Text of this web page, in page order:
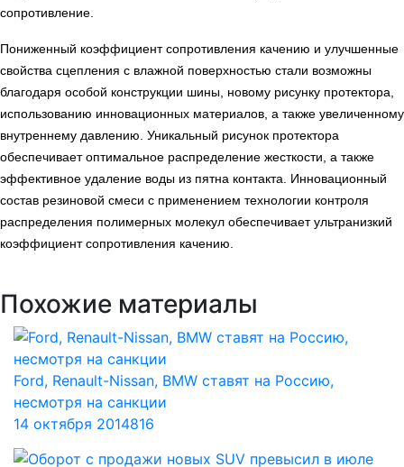
сопротивление.
Пониженный коэффициент сопротивления качению и улучшенные
свойства сцепления с влажной поверхностью стали возможны
благодаря особой конструкции шины, новому рисунку протектора,
использованию инновационных материалов, а также увеличенному
внутреннему давлению. Уникальный рисунок протектора
обеспечивает оптимальное распределение жесткости, а также
эффективное удаление воды из пятна контакта. Инновационный
состав резиновой смеси с применением технологии контроля
распределения полимерных молекул обеспечивает ультранизкий
коэффициент сопротивления качению.
Похожие материалы
Ford, Renault-Nissan, BMW ставят на Россию,
несмотря на санкции
14 октября 2014816